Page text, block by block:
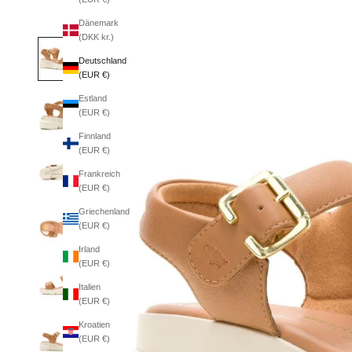
Dänemark
(DKK kr.)
Deutschland
(EUR €)
Estland
(EUR €)
Finnland
(EUR €)
Frankreich
(EUR €)
Griechenland
(EUR €)
Irland
(EUR €)
Italien
(EUR €)
Kroatien
(EUR €)